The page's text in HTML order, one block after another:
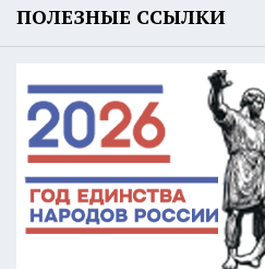
ПОЛЕЗНЫЕ ССЫЛКИ